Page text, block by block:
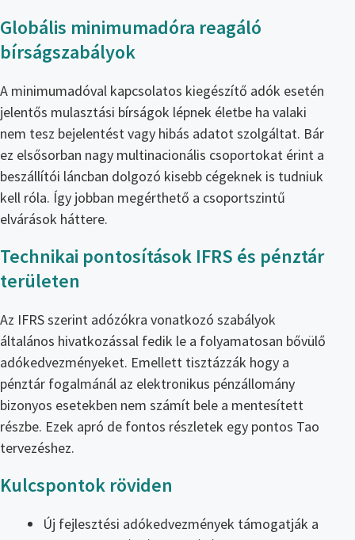
Globális minimumadóra reagáló
bírságszabályok
A minimumadóval kapcsolatos kiegészítő adók esetén
jelentős mulasztási bírságok lépnek életbe ha valaki
nem tesz bejelentést vagy hibás adatot szolgáltat. Bár
ez elsősorban nagy multinacionális csoportokat érint a
beszállítói láncban dolgozó kisebb cégeknek is tudniuk
kell róla. Így jobban megérthető a csoportszintű
elvárások háttere.
Technikai pontosítások IFRS és pénztár
területen
Az IFRS szerint adózókra vonatkozó szabályok
általános hivatkozással fedik le a folyamatosan bővülő
adókedvezményeket. Emellett tisztázzák hogy a
pénztár fogalmánál az elektronikus pénzállomány
bizonyos esetekben nem számít bele a mentesített
részbe. Ezek apró de fontos részletek egy pontos Tao
tervezéshez.
Kulcspontok röviden
Új fejlesztési adókedvezmények támogatják a